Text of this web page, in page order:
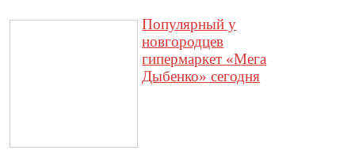
Популярный у
новгородцев
гипермаркет «Мега
Дыбенко» сегодня